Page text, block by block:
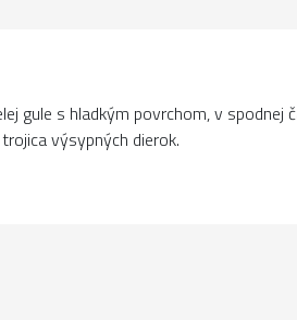
gule s hladkým povrchom, v
výsypných dierok.